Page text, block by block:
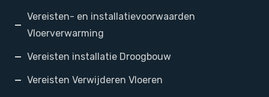
Vereisten- en installatievoorwaarden
Vloerverwarming
Vereisten installatie Droogbouw
Vereisten Verwijderen Vloeren